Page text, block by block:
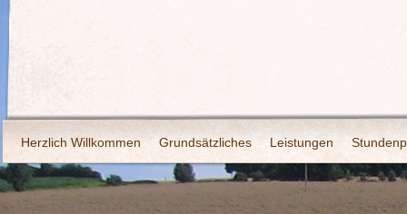
Herzlich Willkommen Grundsätzliches Leistungen